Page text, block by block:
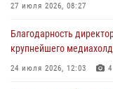
виновника ДТП
05 августа 2026, 05:15
27 июля 2026, 08:27
Благодарность
крупнейшего
24 июля 2026, 12:03 4